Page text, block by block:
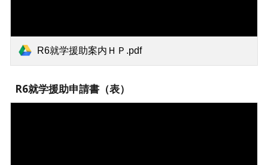
R6就学援助案内ＨＰ.pdf
R6就学援助申請書（表）